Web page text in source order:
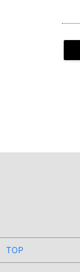
TOP